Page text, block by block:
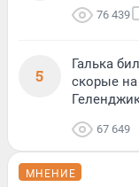
76 439
5
Галька
скорые
67 649
МНЕНИЕ